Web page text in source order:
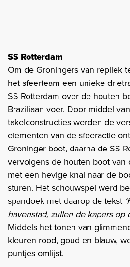
SS Rotterdam
Om de Groningers van repliek
het sfeerteam een unieke
SS Rotterdam over de houten
Braziliaan voer. Door middel
takelconstructies werden de
elementen van de sfeeractie
Groninger boot, daarna de SS
vervolgens de houten boot van
met een hevige knal naar de
sturen. Het schouwspel werd
spandoek met daarop de tekst
havenstad, zullen de kapers op
Middels het tonen van
kleuren rood, goud en blauw,
puntjes omlijst.